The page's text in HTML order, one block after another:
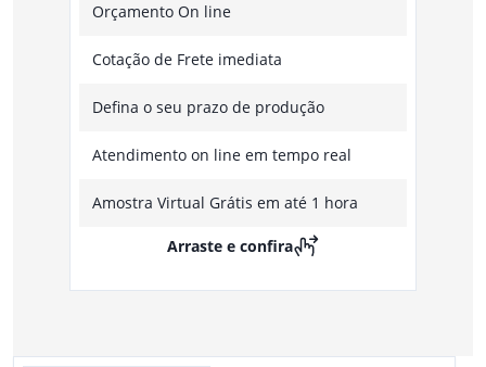
Orçamento On line
Cotação de Frete imediata
Defina o seu prazo de produção
Atendimento on line em tempo real
Amostra Virtual Grátis em até 1 hora
Arraste e confira